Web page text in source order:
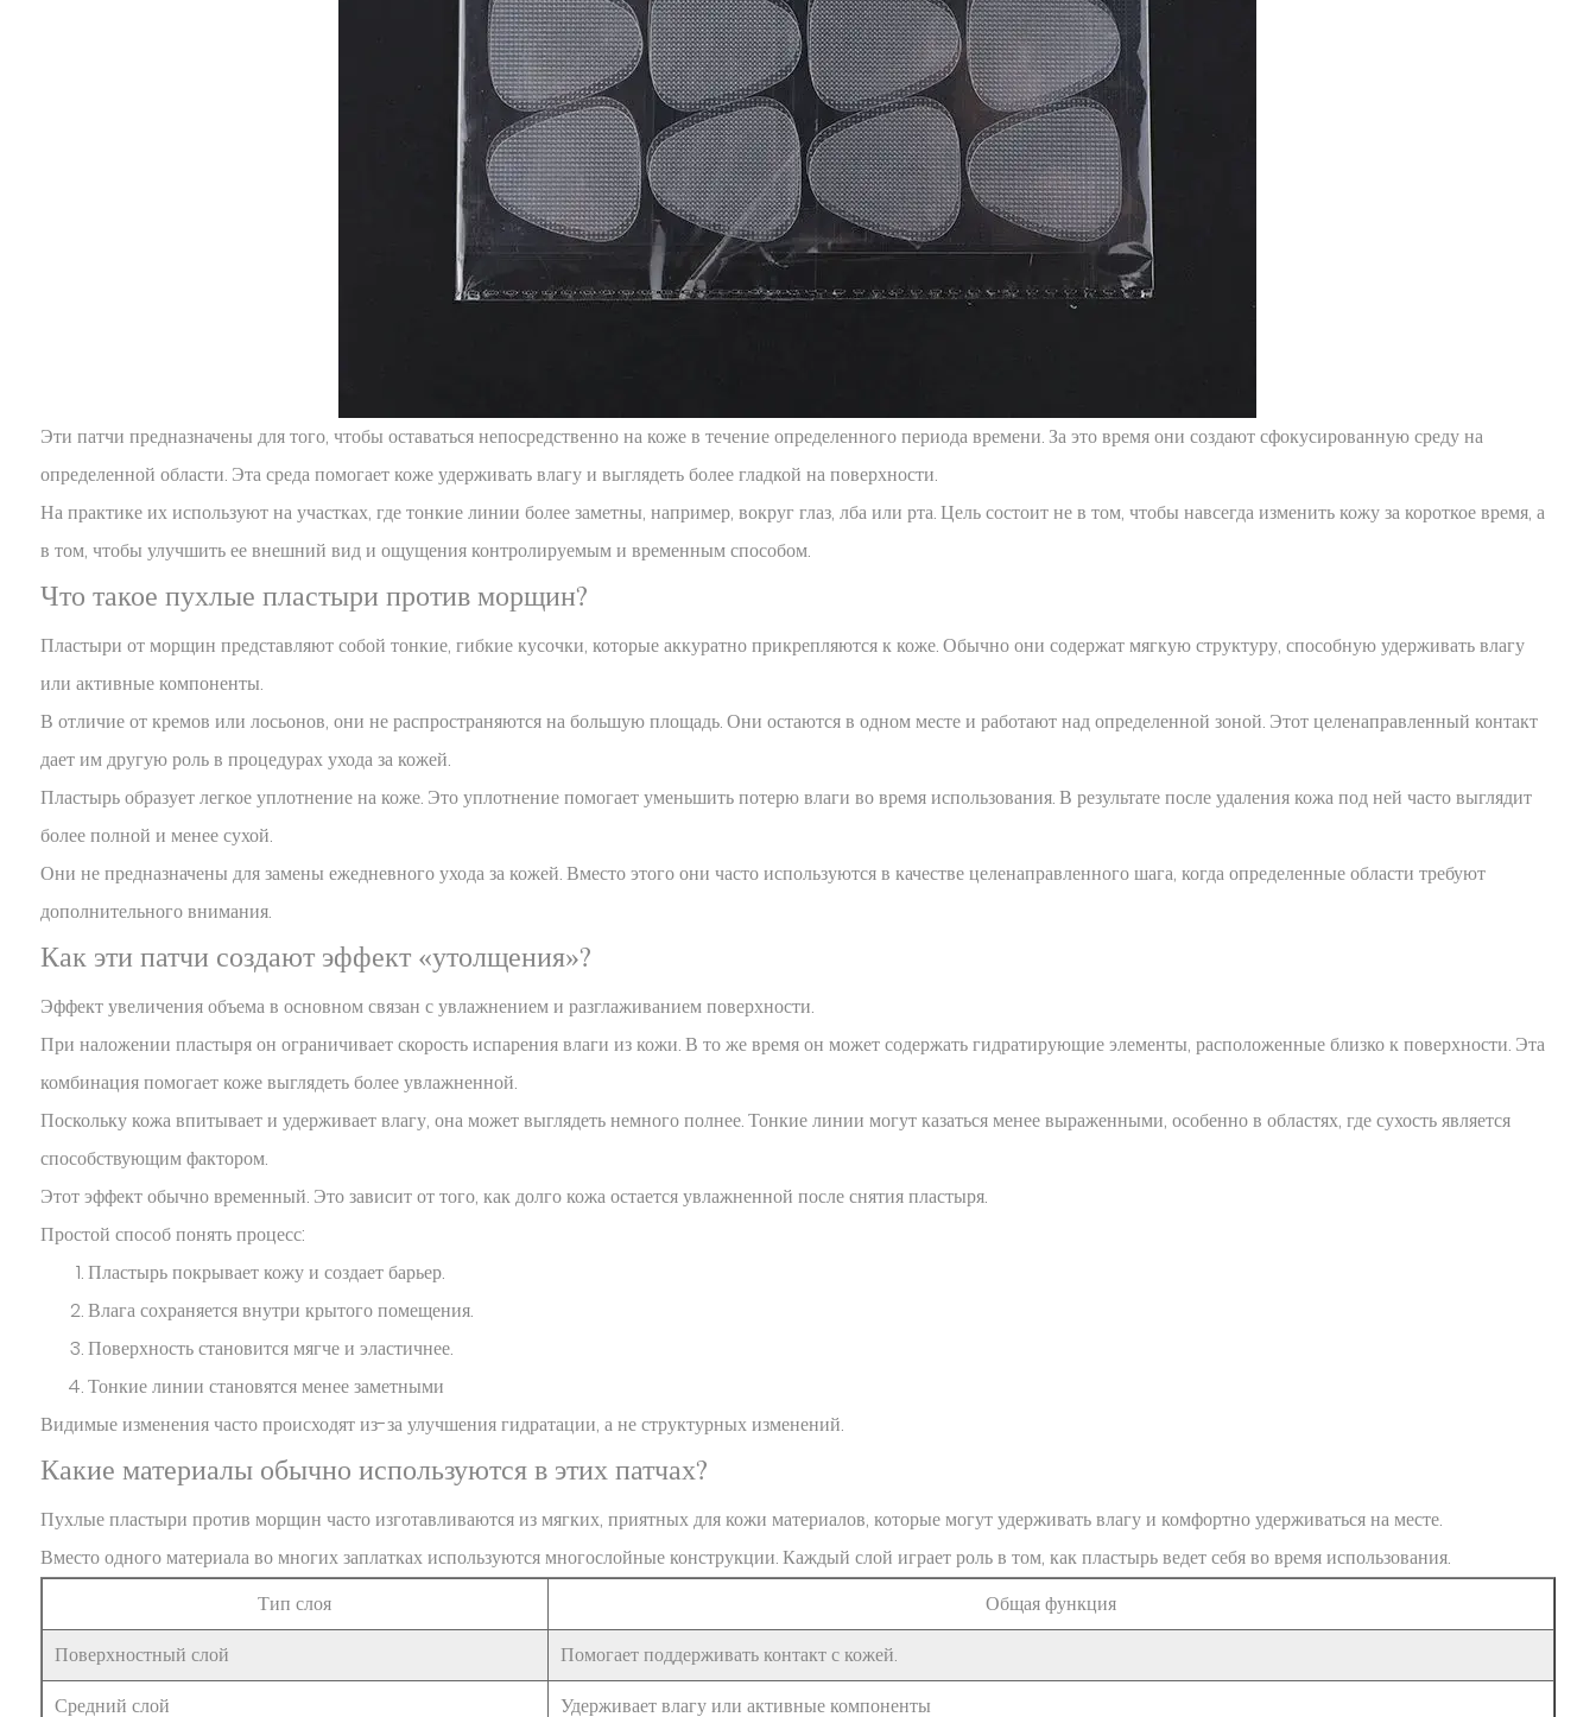
Эти патчи предназначены для того, чтобы оставаться непосредственно на коже в течение определенного периода времени. За это время они создают сфокусированную среду на
определенной области. Эта среда помогает коже удерживать влагу и выглядеть более гладкой на поверхности.
На практике их используют на участках, где тонкие линии более заметны, например, вокруг глаз, лба или рта. Цель состоит не в том, чтобы навсегда изменить кожу за короткое время, а
в том, чтобы улучшить ее внешний вид и ощущения контролируемым и временным способом.
Что такое пухлые пластыри против морщин?
Пластыри от морщин представляют собой тонкие, гибкие кусочки, которые аккуратно прикрепляются к коже. Обычно они содержат мягкую структуру, способную удерживать влагу
или активные компоненты.
В отличие от кремов или лосьонов, они не распространяются на большую площадь. Они остаются в одном месте и работают над определенной зоной. Этот целенаправленный контакт
дает им другую роль в процедурах ухода за кожей.
Пластырь образует легкое уплотнение на коже. Это уплотнение помогает уменьшить потерю влаги во время использования. В результате после удаления кожа под ней часто выглядит
более полной и менее сухой.
Они не предназначены для замены ежедневного ухода за кожей. Вместо этого они часто используются в качестве целенаправленного шага, когда определенные области требуют
дополнительного внимания.
Как эти патчи создают эффект «утолщения»?
Эффект увеличения объема в основном связан с увлажнением и разглаживанием поверхности.
При наложении пластыря он ограничивает скорость испарения влаги из кожи. В то же время он может содержать гидратирующие элементы, расположенные близко к поверхности. Эта
комбинация помогает коже выглядеть более увлажненной.
Поскольку кожа впитывает и удерживает влагу, она может выглядеть немного полнее. Тонкие линии могут казаться менее выраженными, особенно в областях, где сухость является
способствующим фактором.
Этот эффект обычно временный. Это зависит от того, как долго кожа остается увлажненной после снятия пластыря.
Простой способ понять процесс:
Пластырь покрывает кожу и создает барьер.
Влага сохраняется внутри крытого помещения.
Поверхность становится мягче и эластичнее.
Тонкие линии становятся менее заметными
Видимые изменения часто происходят из-за улучшения гидратации, а не структурных изменений.
Какие материалы обычно используются в этих патчах?
Пухлые пластыри против морщин часто изготавливаются из мягких, приятных для кожи материалов, которые могут удерживать влагу и комфортно удерживаться на месте.
Вместо одного материала во многих заплатках используются многослойные конструкции. Каждый слой играет роль в том, как пластырь ведет себя во время использования.
Тип слоя
Общая функция
Поверхностный слой
Помогает поддерживать контакт с кожей.
Средний слой
Удерживает влагу или активные компоненты